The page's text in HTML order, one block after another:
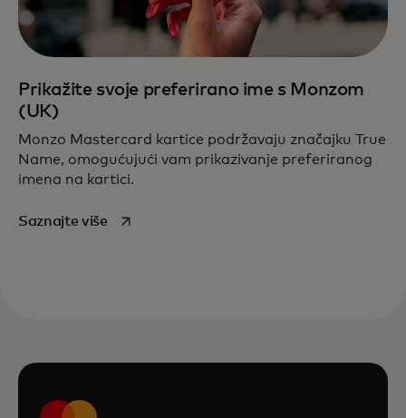
Prikažite svoje preferirano ime s Monzom
(UK)
Monzo Mastercard kartice podržavaju značajku True
Name, omogućujući vam prikazivanje preferiranog
imena na kartici.
Saznajte višeopens in a new tab